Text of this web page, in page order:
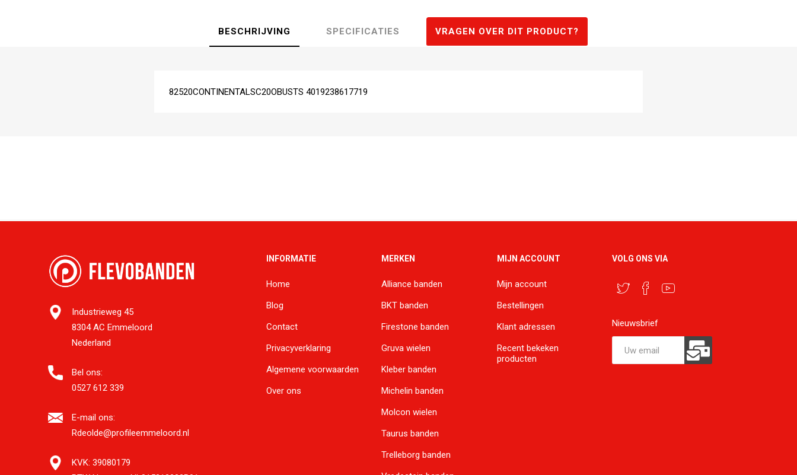
BESCHRIJVING SPECIFICATIES VRAGEN OVER DIT PRODUCT?
82520CONTINENTALSC20OBUSTS 4019238617719
Industrieweg 45
8304 AC Emmeloord
Nederland
Bel ons:
0527 612 339
E-mail ons:
Rdeolde@profileemmeloord.nl
KVK: 39080179
INFORMATIE
Home
Blog
Contact
Privacyverklaring
Algemene voorwaarden
Over ons
MERKEN
Alliance banden
BKT banden
Firestone banden
Gruva wielen
Kleber banden
Michelin banden
Molcon wielen
Taurus banden
Trelleborg banden
MIJN ACCOUNT
Mijn account
Bestellingen
Klant adressen
Recent bekeken
producten
VOLG ONS VIA
Nieuwsbrief